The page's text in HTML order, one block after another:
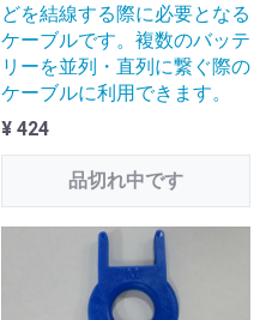
どを結線する際に必要となる
ケーブルです。複数のバッテ
リーを並列・直列に繋ぐ際の
ケーブルに利用できます。
¥ 424
品切れ中です